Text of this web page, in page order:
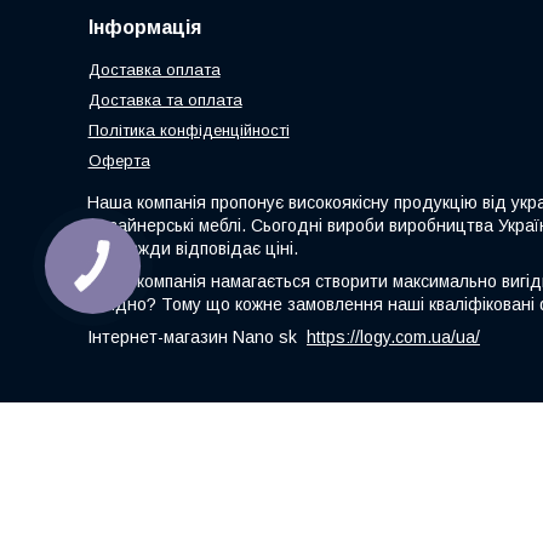
Інформація
Доставка оплата
Доставка та оплата
Політика конфіденційності
Оферта
Наша компанія пропонує високоякісну продукцію від
дизайнерські меблі. Сьогодні вироби виробництва
не завжди відповідає ціні.
Наша компанія намагається створити максимально
вигідно? Тому що кожне замовлення наші
Інтернет-магазин Nano sk
https://logy.com.ua/ua/